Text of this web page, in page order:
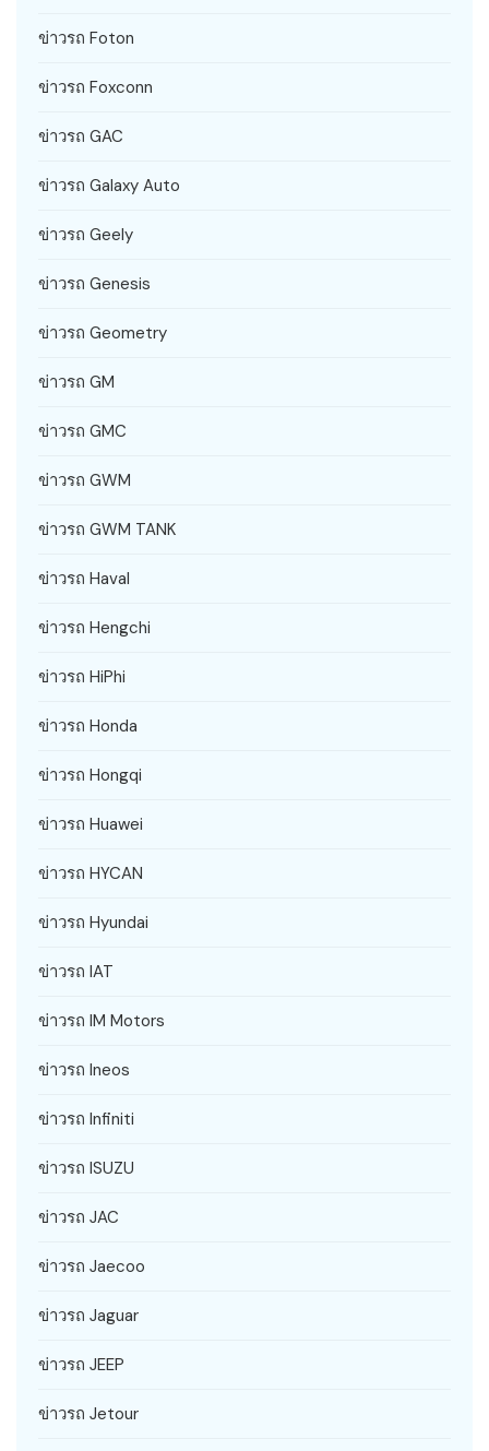
ข่าวรถ Foton
ข่าวรถ Foxconn
ข่าวรถ GAC
ข่าวรถ Galaxy Auto
ข่าวรถ Geely
ข่าวรถ Genesis
ข่าวรถ Geometry
ข่าวรถ GM
ข่าวรถ GMC
ข่าวรถ GWM
ข่าวรถ GWM TANK
ข่าวรถ Haval
ข่าวรถ Hengchi
ข่าวรถ HiPhi
ข่าวรถ Honda
ข่าวรถ Hongqi
ข่าวรถ Huawei
ข่าวรถ HYCAN
ข่าวรถ Hyundai
ข่าวรถ IAT
ข่าวรถ IM Motors
ข่าวรถ Ineos
ข่าวรถ Infiniti
ข่าวรถ ISUZU
ข่าวรถ JAC
ข่าวรถ Jaecoo
ข่าวรถ Jaguar
ข่าวรถ JEEP
ข่าวรถ Jetour